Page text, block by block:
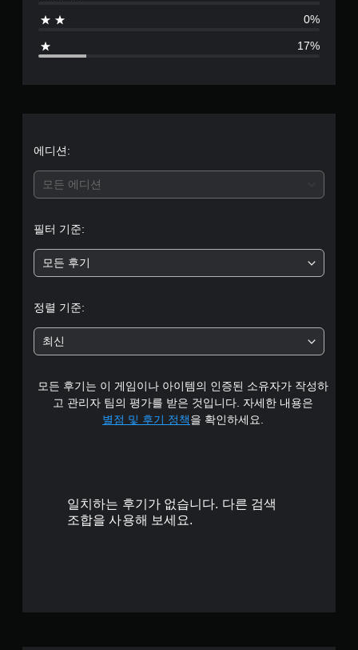
로
평
균
.
1
7
0%
17%
에디션:
모든 에디션
필터 기준:
모든 후기
정렬 기준:
최신
모든 후기는 이 게임이나 아이템의 인증된 소유자가 작성하
고 관리자 팀의 평가를 받은 것입니다. 자세한 내용은
별점 및 후기 정책을 확인하세요.
일치하는 후기가 없습니다. 다른 검색
조합을 사용해 보세요.